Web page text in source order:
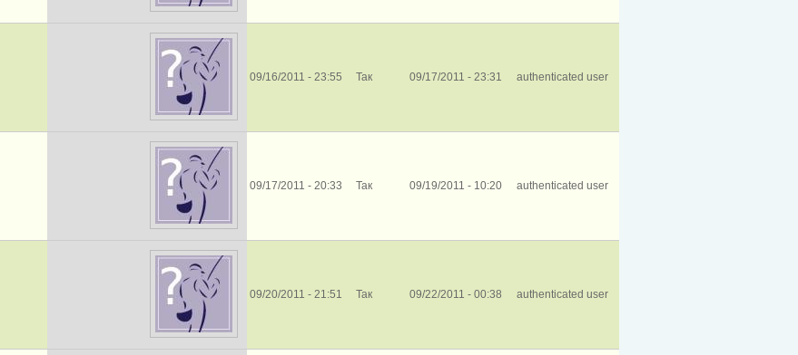
09/16/2011 - 23:55 Так 09/17/2011 - 23:31 authenticated user
09/17/2011 - 20:33 Так 09/19/2011 - 10:20 authenticated user
09/20/2011 - 21:51 Так 09/22/2011 - 00:38 authenticated user